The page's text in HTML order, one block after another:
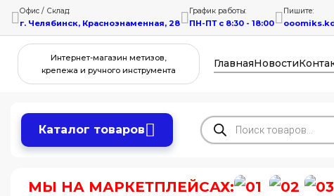
Офис / Склад:
г. Челябинск, Краснознаменная, 28
График работы:
ПН-ПТ с 8:30 - 18:00
Пишите:
Интернет-магазин метизов,
крепежа и ручного инструмента
ГлавнаяНовости
Каталог товаров
Поиск
товаров
МЫ НА МАРКЕТПЛЕЙСАХ: